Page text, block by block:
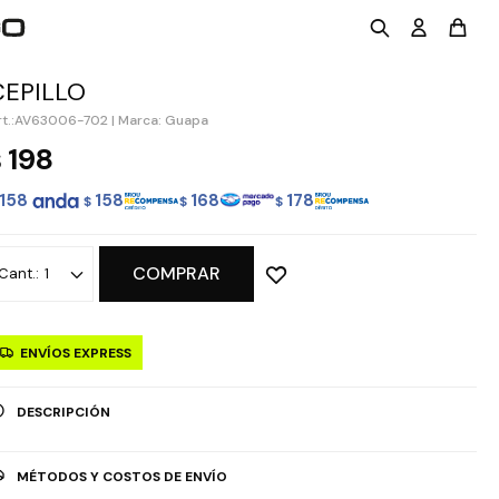
AV63006-702 | Marca: Guapa
198
158 $ 158 $ 168 $ 178
1 COMPRAR
ENVÍOS EXPRESS
DESCRIPCIÓN
MÉTODOS Y COSTOS DE ENVÍO